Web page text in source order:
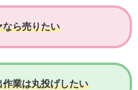
なら売りたい
作業は丸投げしたい